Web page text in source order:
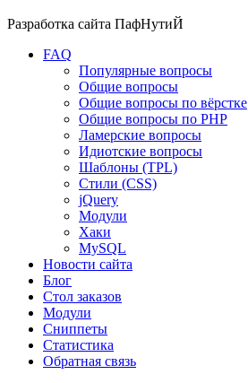
Разработка сайта ПафНутиЙ
FAQ
Популярные вопросы
Общие вопросы
Общие вопросы по вёрстке
Общие вопросы по PHP
Ламерские вопросы
Идиотские вопросы
Шаблоны (TPL)
Стили (CSS)
jQuery
Модули
Хаки
MySQL
Новости сайта
Блог
Стол заказов
Модули
Сниппеты
Статистика
Обратная связь